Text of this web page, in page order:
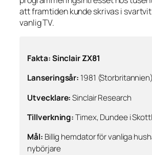
att framtiden kunde skrivas i svartvit
vanlig TV.
Fakta: Sinclair ZX81
Lanseringsår: 1981 (Storbritannien)
Utvecklare:Sinclair Research
Tillverkning:Timex, Dundee i
Mål: Billig hemdator för vanliga
nybörjare